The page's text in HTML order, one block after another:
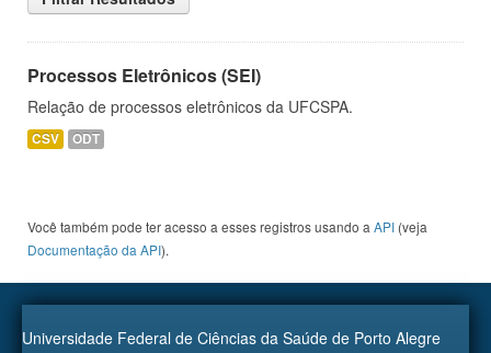
Processos Eletrônicos (SEI)
Relação de processos eletrônicos da UFCSPA.
CSV ODT
Você também pode ter acesso a esses registros usando a API (veja
Documentação da API).
Universidade Federal de Ciências da Saúde de Porto Alegre